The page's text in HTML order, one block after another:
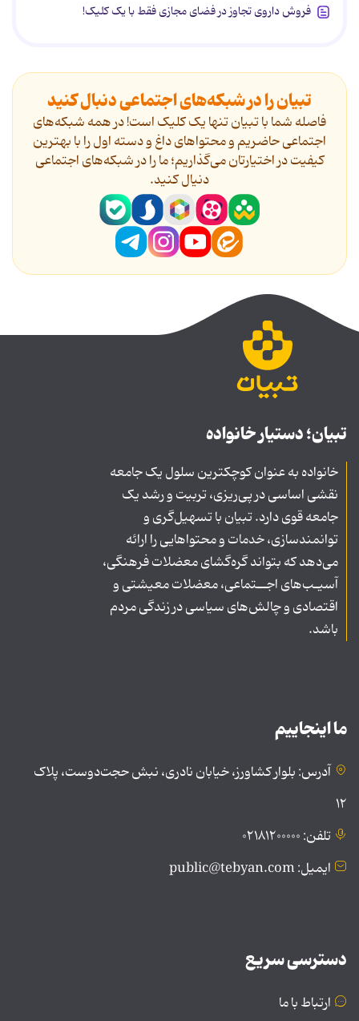
فروش داروی تجاوز در فضای مجازی فقط با یک کلیک!
تبیان را در شبکه‌های اجتماعی دنبال کنید
فاصله شما با تبیان تنها یک کلیک است! در همه شبکه‌های
اجتماعی حاضریم و محتواهای داغ و دسته اول را با بهترین
کیفیت در اختیارتان می‌گذاریم؛ ما را در شبکه‌های اجتماعی
دنیال کنید.
تبیان؛ دستیار خانواده
خانواده به عنوان کوچکترین سلول یک جامعه
نقشی اساسی در پی‌ریزی، تربیت و رشد یک
جامعه قوی دارد. تبیان با تسهیل‌گری و
توانمندسازی، خدمات و محتواهایی را ارائه
می‌دهد که بتواند گره‌گشای معضلات فرهنگی،
آسیـب‌های اجــتماعی، معضلات معیشتی و
اقتصادی و چالش‌های سیاسی در زندگی مردم
باشد.
ما اینجاییم
آدرس: بلوار کشاورز، خیابان نادری، نبش حجت‌دوست، پلاک
۱۲
تلفن: ۰۲۱۸۱۲۰۰۰۰۰
ایمیل: public@tebyan.com
دسترسی سریع
ارتباط با ما